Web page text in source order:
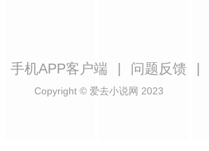
手机APP客户端 问题反馈
Copyright © 爱去小说网 2023